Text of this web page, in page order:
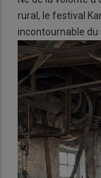
rural, le festival
incontournable du